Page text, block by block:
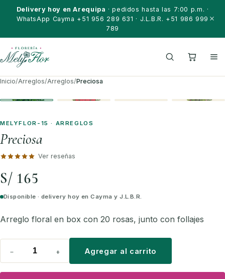
Saltar al contenido
Delivery hoy en Arequipa · pedidos hasta las 7:00 p.m. ·
WhatsApp Cayma +51 956 289 631 · J.L.B.R. +51 986 999
789
Inicio/Arreglos/Arreglos/Preciosa
MELYFLOR-15 · ARREGLOS
Preciosa
Ver reseñas
S/ 165
Disponible · delivery hoy en Cayma y J.L.B.R.
Arreglo floral en box con 20 rosas, junto con follajes
− + Agregar al carrito